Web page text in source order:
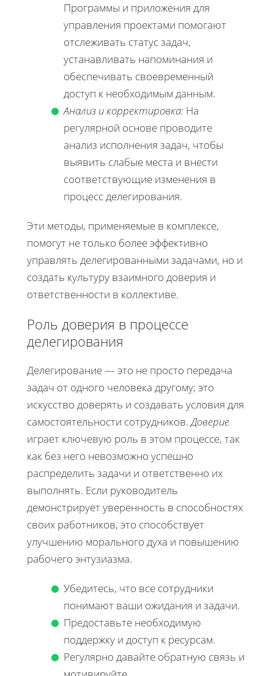
Программы и приложения для
управления проектами помогают
отслеживать статус задач,
устанавливать напоминания и
обеспечивать своевременный
доступ к необходимым данным.
Анализ и корректировка: На
регулярной основе проводите
анализ исполнения задач, чтобы
выявить слабые места и внести
соответствующие изменения в
процесс делегирования.
Эти методы, применяемые в комплексе,
помогут не только более эффективно
управлять делегированными задачами, но и
создать культуру взаимного доверия и
ответственности в коллективе.
Роль доверия в процессе
делегирования
Делегирование — это не просто передача
задач от одного человека другому; это
искусство доверять и создавать условия для
самостоятельности сотрудников.Доверие
играет ключевую роль в этом процессе, так
как без него невозможно успешно
распределить задачи и ответственно их
выполнять. Если руководитель
демонстрирует уверенность в способностях
своих работников, это способствует
улучшению морального духа и повышению
рабочего энтузиазма.
Убедитесь, что все сотрудники
понимают ваши ожидания и задачи.
Предоставьте необходимую
поддержку и доступ к ресурсам.
Регулярно давайте обратную связь и